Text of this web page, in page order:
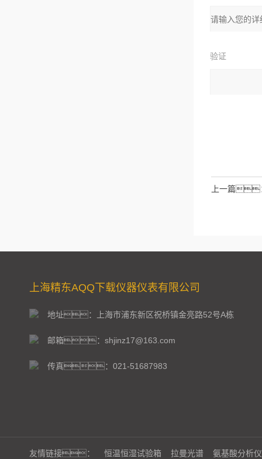
址：
验证
如：
上一篇
上海精东AQQ下载仪器仪表有限公司
地址：上海市浦东新区祝桥镇金亮路52号A栋
邮箱：shjinz17@163.com
传真：021-51687983
友情链接： 恒温恒湿试验箱 拉曼光谱 氨基酸分析仪